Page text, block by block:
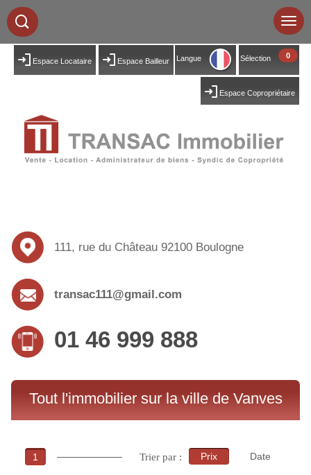
Langue Sélection 0
Espace Bailleur
Espace Locataire
Espace Copropriétaire
111, rue du Château 92100 Boulogne
transac111@gmail.com
01 46 999 888
Tout l'immobilier sur la ville de Vanves
1 Trier par : Prix Date